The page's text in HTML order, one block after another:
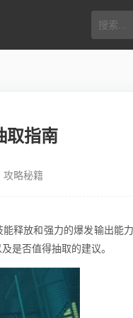
取指南
攻略秘籍
释放和强力的爆发输出能
是否值得抽取的建议。